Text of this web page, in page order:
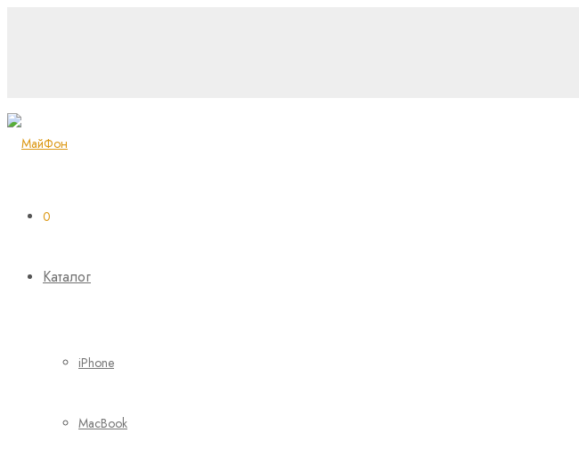
0
Каталог
iPhone
MacBook